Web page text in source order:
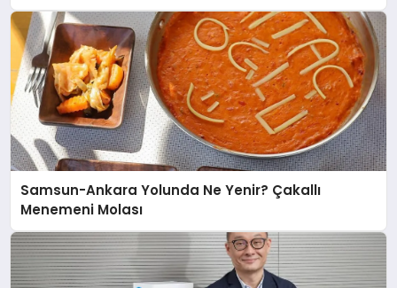
Samsun-Ankara Yolunda Ne Yenir? Çakallı
Menemeni Molası